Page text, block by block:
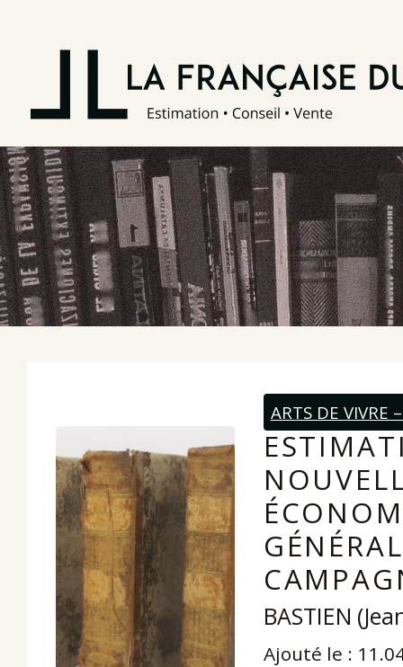
ARTS DE VIVRE
BASTIEN
Ajouté le :